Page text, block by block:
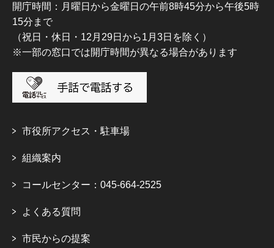
開庁時間：月曜日から金曜日の午前8時45分から午後5時
15分まで
（祝日・休日・12月29日から1月3日を除く）
※一部の窓口では開庁時間が異なる場合があります
市役所アクセス・駐車場
組織案内
コールセンター：045-664-2525
よくある質問
市民からの提案